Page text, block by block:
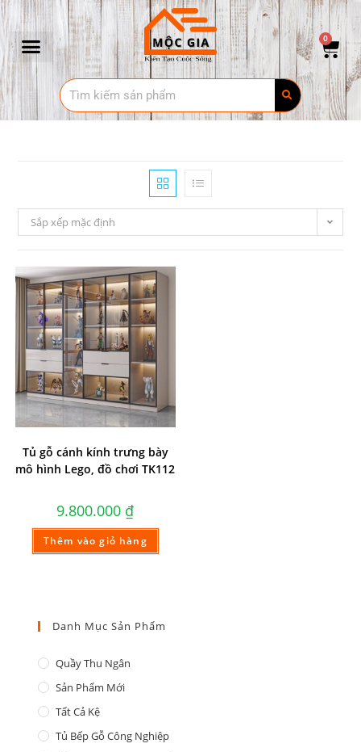
0
Sắp xếp mặc định
Tủ gỗ cánh kính trưng bày
mô hình Lego, đồ chơi TK112
9.800.000 ₫
Thêm vào giỏ hàng
Danh Mục Sản Phẩm
Quầy Thu Ngân
Sản Phẩm Mới
Tất Cả Kệ
Tủ Bếp Gỗ Công Nghiệp